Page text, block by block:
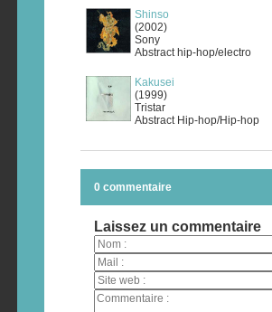
Shinso
(2002)
Sony
Abstract hip-hop/electro
Kakusei
(1999)
Tristar
Abstract Hip-hop/Hip-hop
0 commentaire
Laissez un commentaire